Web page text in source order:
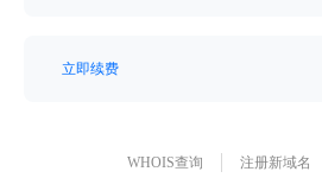
立即续费
WHOIS查询 注册新域名